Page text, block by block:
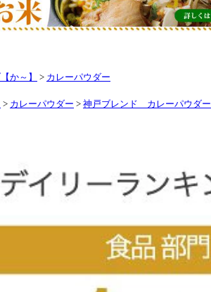
か～】 > カレーパウダー
> カレーパウダー > 神戸ブレンド カレーパウダー